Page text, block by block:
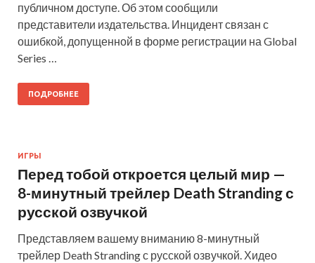
публичном доступе. Об этом сообщили
представители издательства. Инцидент связан с
ошибкой, допущенной в форме регистрации на Global
Series …
ПОДРОБНЕЕ
ИГРЫ
Перед тобой откроется целый мир —
8-минутный трейлер Death Stranding с
русской озвучкой
Представляем вашему вниманию 8-минутный
трейлер Death Stranding с русской озвучкой. Хидео